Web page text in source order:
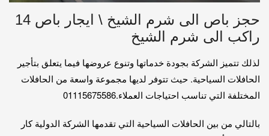
حجز باص الى شرم الشيخ \ ايجار باص 14
راكب الى شرم الشيخ
لذلك تتميز الشركة بجودة خدماتها وتنوع عروضها فيما يتعلق بتأجير
الحافلات السياحية. حيث تتوفر لديها مجموعة واسعة من الحافلات
المختلفة التي تناسب احتياجات العملاء.01115675586
بالتالي من بين الحافلات السياحية التي تقدمها الشركة الدولية كار